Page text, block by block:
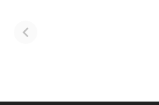
పితృదేవతల ఆశీర్వాదం